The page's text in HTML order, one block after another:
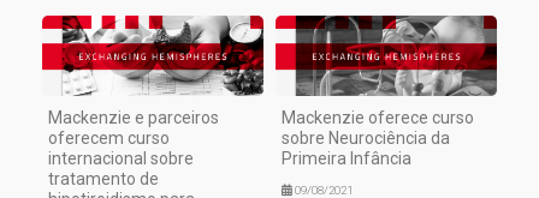
Mackenzie e parceiros
oferecem curso
internacional sobre
tratamento de
Mackenzie oferece curso
sobre Neurociência da
Primeira Infância
09/08/2021